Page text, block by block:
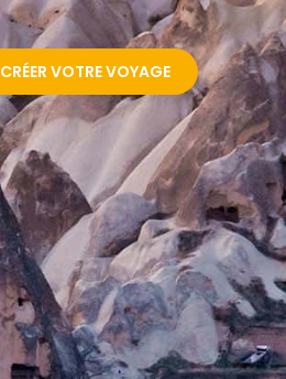
CRÉER VOTRE VOYAGE